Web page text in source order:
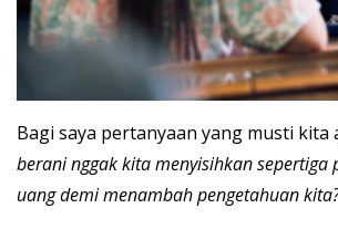
Bagi saya pertanyaan yang musti kita
berani nggak kita menyisihkan sepertiga
uang demi menambah pengetahuan